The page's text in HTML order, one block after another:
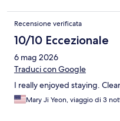
Recensione verificata
10/10 Eccezionale
6 mag 2026
Traduci con Google
I really enjoyed staying.
Mary Ji Yeon, viaggio di 3